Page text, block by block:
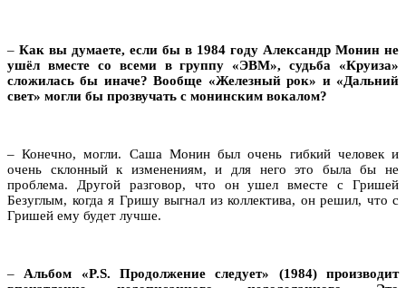
– Как вы думаете, если бы в 1984 году Александр Монин не
ушёл вместе со всеми в группу «ЭВМ», судьба «Круиза»
сложилась бы иначе? Вообще «Железный рок» и «Дальний
свет» могли бы прозвучать с монинским вокалом?
– Конечно, могли. Саша Монин был очень гибкий человек и
очень склонный к изменениям, и для него это была бы не
проблема. Другой разговор, что он ушел вместе с Гришей
Безуглым, когда я Гришу выгнал из коллектива, он решил, что с
Гришей ему будет лучше.
– Альбом «P.S. Продолжение следует» (1984) производит